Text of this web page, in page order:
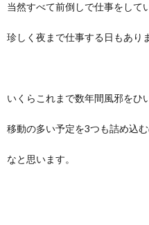
当然すべて前倒しで仕事をして
珍しく夜まで仕事する日もあり
いくらこれまで数年間風邪をひ
移動の多い予定を3つも詰め込
なと思います。